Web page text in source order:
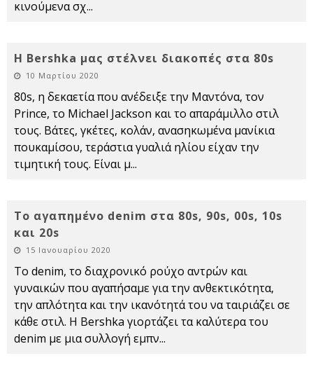
κινούμενα σχ...
Η Bershka μας στέλνει διακοπές στα 80s
10 Μαρτίου 2020
80s, η δεκαετία που ανέδειξε την Μαντόνα, τον
Prince, το Michael Jackson και το απαράμιλλο στιλ
τους. Βάτες, γκέτες, κολάν, ανασηκωμένα μανίκια
πουκαμίσου, τεράστια γυαλιά ηλίου είχαν την
τιμητική τους. Είναι μ...
Το αγαπημένο denim στα 80s, 90s, 00s, 10s
και 20s
15 Ιανουαρίου 2020
Το denim, το διαχρονικό ρούχο αντρών και
γυναικών που αγαπήσαμε για την ανθεκτικότητα,
την απλότητα και την ικανότητά του να ταιριάζει σε
κάθε στιλ. Η Bershka γιορτάζει τα καλύτερα του
denim με μια συλλογή εμπν...